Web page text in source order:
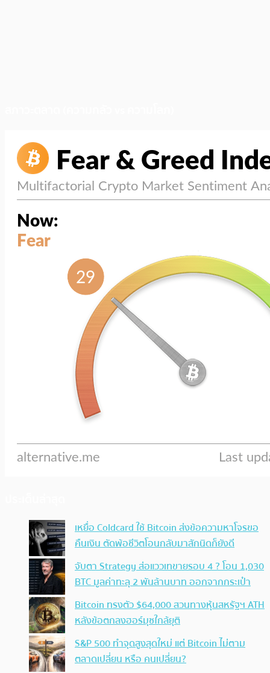
เหยื่อ Coldcard ใช้ Bitcoin ส่งข้อความหาโจรขอ
คืนเงิน ตัดพ้อชีวิตโอนกลับมาสักนิดก็ยังดี
จับตา Strategy ส่อแววเทขายรอบ 4 ? โอน 1,030
BTC มูลค่าทะลุ 2 พันล้านบาท ออกจากกระเป๋า
Bitcoin ทรงตัว $64,000 สวนทางหุ้นสหรัฐฯ ATH
หลังข้อตกลงฮอร์มุซใกล้ยุติ
S&P 500 ทำจุดสูงสุดใหม่ แต่ Bitcoin ไม่ตาม
ตลาดเปลี่ยน หรือ คนเปลี่ยน?